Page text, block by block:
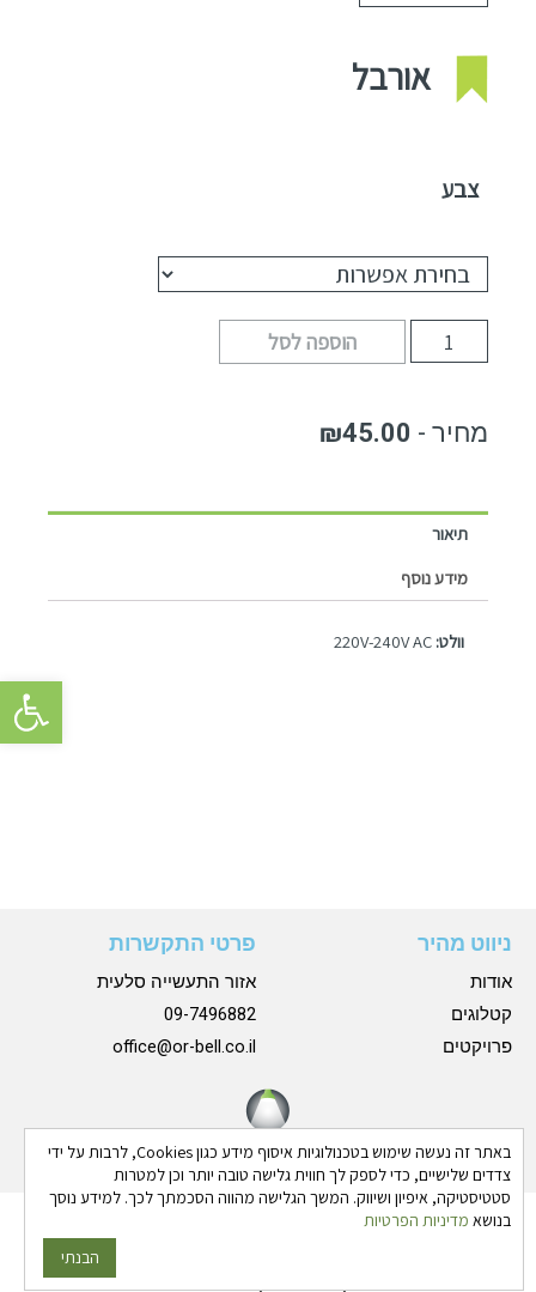
פתח
באתר זה נעשה שימוש בטכנולוגיות איסוף מידע כגון Cookies, לרבות על ידי
צדדים שלישיים, כדי לספק לך חווית גלישה טובה יותר וכן למטרות
סטטיסטיקה, איפיון ושיווק. המשך הגלישה מהווה הסכמתך לכך. למידע נוסך
בנושא מדיניות הפרטיות
הבנתי
אורבל
צבע
הוספה לסל
₪45.00
תיאור
מידע נוסף
וולט: 220V-240V AC
ניווט מהיר
אודות
קטלוגים
פרויקטים
פרטי התקשרות
אזור התעשייה סלעית
09-7496882
office@or-bell.co.il
כל הזכויות שמורות © 2024 אורבל |